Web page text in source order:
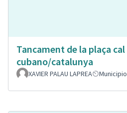
Tancament de la plaça cal
cubano/catalunya
XAVIER PALAU LAPREA Municipio